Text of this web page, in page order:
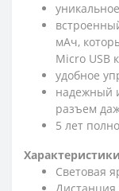
мАч,
Micro USB
удобное
надежный
разъем
5 лет
Световая